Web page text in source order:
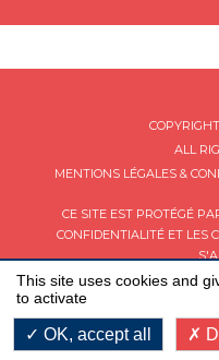
ALL
MENTIONS LÉGALES &
CE SITE EST PROTÉGÉ
CONFIDENTIALITÉET LES
This site uses cookies and
to activate
OK, accept all